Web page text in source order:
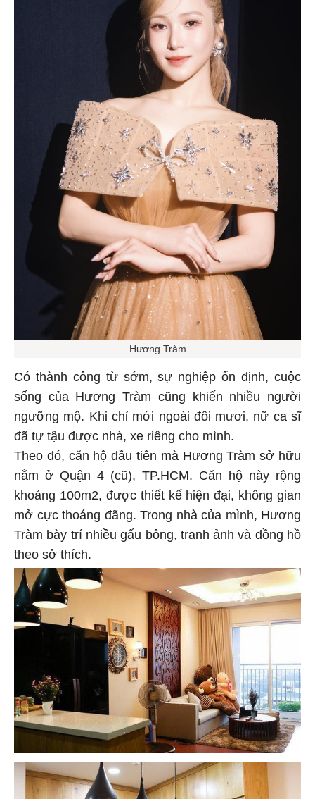
Hương Tràm
Có thành công từ sớm, sự nghiệp ổn định, cuộc
sống của Hương Tràm cũng khiến nhiều người
ngưỡng mộ. Khi chỉ mới ngoài đôi mươi, nữ ca sĩ
đã tự tậu được nhà, xe riêng cho mình.
Theo đó, căn hộ đầu tiên mà Hương Tràm sở hữu
nằm ở Quận 4 (cũ), TP.HCM. Căn hộ này rộng
khoảng 100m2, được thiết kế hiện đại, không gian
mở cực thoáng đãng. Trong nhà của mình, Hương
Tràm bày trí nhiều gấu bông, tranh ảnh và đồng hồ
theo sở thích.